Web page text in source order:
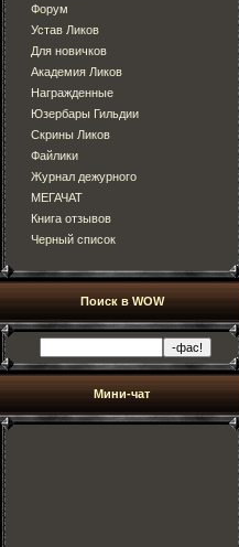
Форум
Устав Ликов
Для новичков
Академия Ликов
Награжденные
Юзербары Гильдии
Скрины Ликов
Файлики
Журнал дежурного
МЕГАЧАТ
Книга отзывов
Черный список
Поиск в WOW
Мини-чат